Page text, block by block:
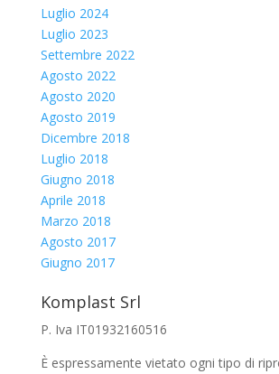
Luglio 2024
Luglio 2023
Settembre 2022
Agosto 2022
Agosto 2020
Agosto 2019
Dicembre 2018
Luglio 2018
Giugno 2018
Aprile 2018
Marzo 2018
Agosto 2017
Giugno 2017
Komplast Srl
P. Iva IT01932160516
È espressamente vietato ogni tipo di